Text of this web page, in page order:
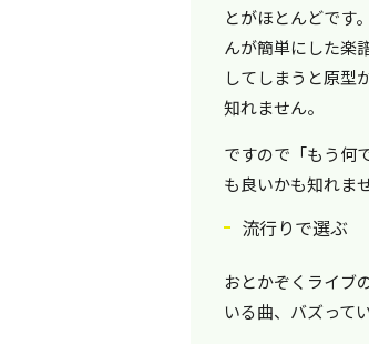
とがほとんどです
んが簡単にした楽
してしまうと原型
知れません。
ですので「もう何
も良いかも知れま
流行りで選ぶ
おとかぞくライブ
いる曲、バズって